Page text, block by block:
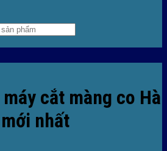
cắt màng co Hà
nhất